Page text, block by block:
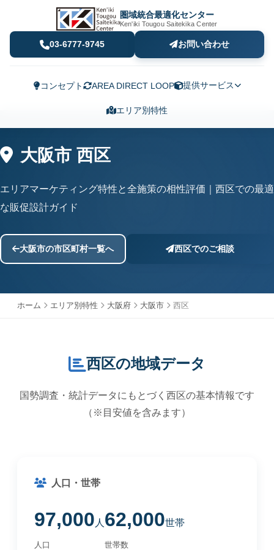
圏域統合最適化センター
Ken'iki Tougou Saitekika Center
03-6777-9745 お問い合わせ
コンセプト AREA DIRECT LOOP 提供サービス
エリア別特性
大阪市 西区
エリアマーケティング特性と全施策の相性評価｜西区での最適
な販促設計ガイド
大阪市の市区町村一覧へ 西区でのご相談
ホーム エリア別特性 大阪府 大阪市 西区
西区の地域データ
国勢調査・統計データにもとづく西区の基本情報です
（※目安値を含みます）
人口・世帯
97,000 人
人口
62,000世帯
世帯数